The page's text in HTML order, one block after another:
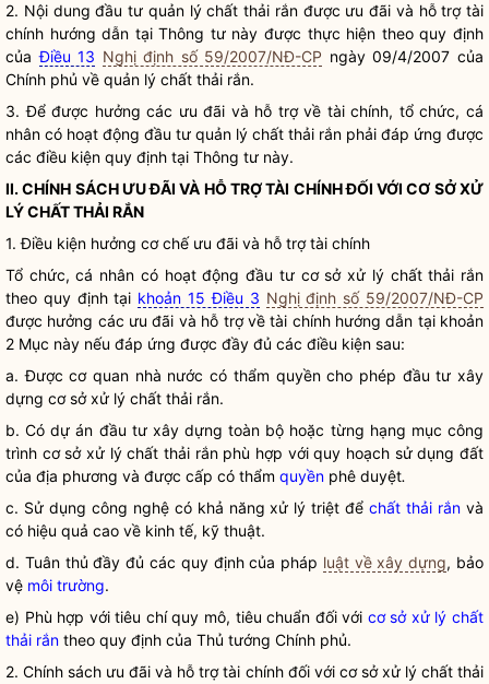
2. Nội dung đầu tư quản lý chất thải rắn được ưu đãi và hỗ trợ tài
chính hướng dẫn tại Thông tư này được thực hiện theo quy định
củaĐiều 13 Nghị định số 59/2007/NĐ-CP ngày 09/4/2007 của
Chính phủ về quản lý chất thải rắn.
3. Để được hưởng các ưu đãi và hỗ trợ về tài chính, tổ chức, cá
nhân có hoạt động đầu tư quản lý chất thải rắn phải đáp ứng được
các điều kiện quy định tại Thông tư này.
II. CHÍNH SÁCH ƯU ĐÃI VÀ HỖ TRỢ TÀI CHÍNH ĐỐI VỚICƠ SỞ XỬ
LÝ CHẤT THẢI RẮN
1. Điều kiện hưởng cơ chế ưu đãi và hỗ trợ tài chính
Tổ chức, cá nhân có hoạt động đầu tư cơ sở xử lý chất thải rắn
theo quy định tại khoản 15 Điều 3 Nghị định số 59/2007/NĐ-CP
được hưởng các ưu đãi và hỗ trợ về tài chính hướng dẫn tại khoản
2 Mục này nếu đáp ứng được đầy đủ các điều kiện sau:
a. Được cơ quan nhà nước có thẩm quyềncho phép đầu tư xây
dựng cơ sở xử lý chất thải rắn.
b. Có dự án đầu tư xây dựng toàn bộ hoặc từng hạng mục công
trình cơ sở xử lý chất thải rắnphù hợp với quy hoạch sử dụng đất
của địa phương và được cấp có thẩm quyền phê duyệt.
c. Sử dụng công nghệ có khả năng xử lý triệt đểchất thải rắn và
có hiệu quả cao về kinh tế, kỹ thuật.
d. Tuân thủ đầy đủ các quy định của pháp luật về xây dựng, bảo
vệ môi trường.
e) Phù hợp với tiêu chí quy mô, tiêu chuẩn đối với cơ sở xử lý chất
thải rắn theo quy định của Thủ tướng Chính phủ.
2. Chính sách ưu đãi và hỗ trợ tài chính đối với cơ sở xử lý chất thải